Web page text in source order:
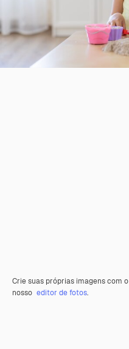
Crie suas próprias imagens com o
nosso editor de fotos.